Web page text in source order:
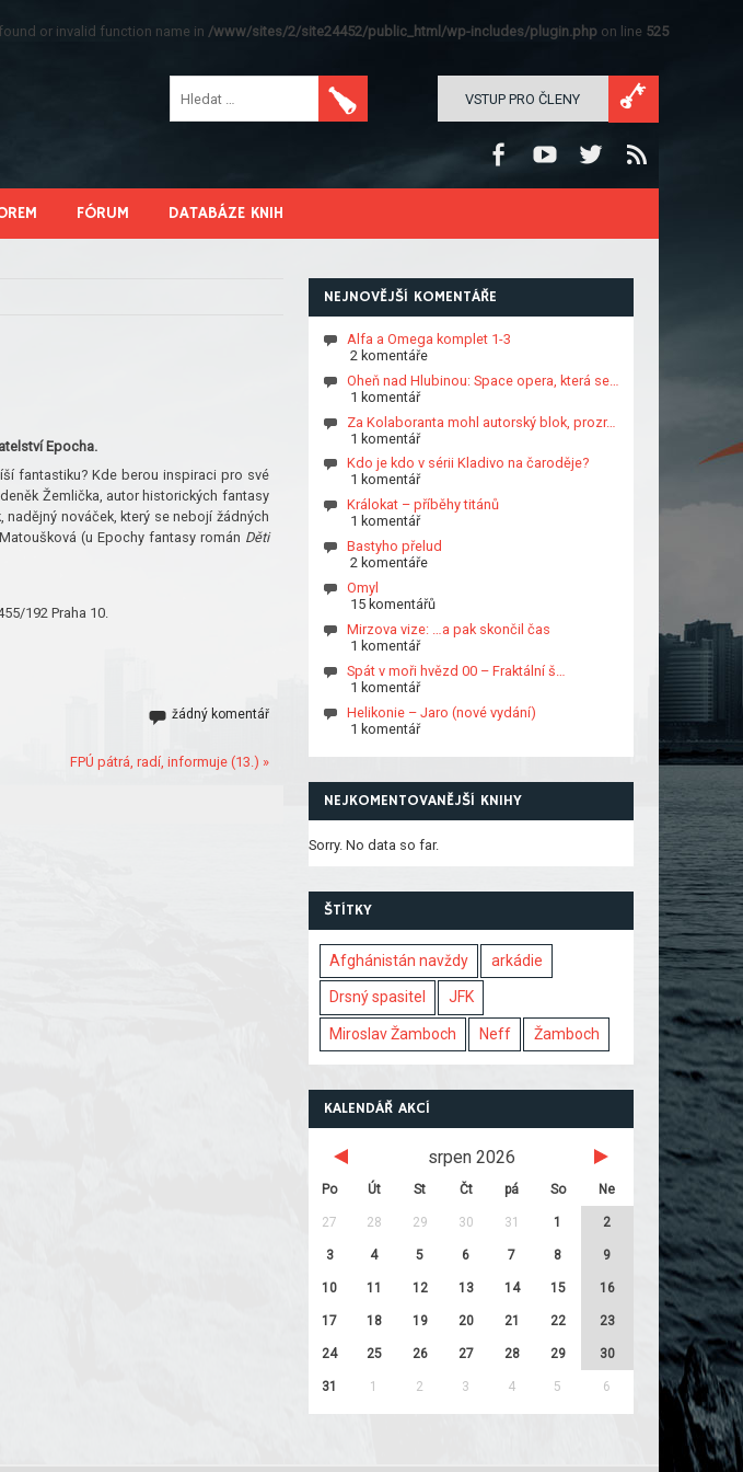
or invalid function name in /www/sites/2/site24452/public_html/wp-includes/plugin.php on line 525
VSTUP PRO ČLENY
FÓRUM DATABÁZE KNIH
Epocha.
fantastiku? Kde berou inspiraci pro své
Žemlička, autor historických fantasy
nadějný nováček, který se nebojí žádných
(u Epochy fantasy román Děti
192 Praha 10.
žádný komentář
FPÚ pátrá, radí, informuje (13.) »
NEJNOVĚJŠÍ KOMENTÁŘE
Alfa a Omega komplet 1-3
2 komentáře
Oheň nad Hlubinou: Space opera, která se…
1 komentář
Za Kolaboranta mohl autorský blok, prozr…
1 komentář
Kdo je kdo v sérii Kladivo na čaroděje?
1 komentář
Králokat – příběhy titánů
1 komentář
Bastyho přelud
2 komentáře
Omyl
15 komentářů
Mirzova vize: …a pak skončil čas
1 komentář
Spát v moři hvězd 00 – Fraktální š…
1 komentář
Helikonie – Jaro (nové vydání)
1 komentář
NEJKOMENTOVANĚJŠÍ KNIHY
Sorry. No data so far.
ŠTÍTKY
Afghánistán navždy arkádie
Drsný spasitel JFK
Miroslav Žamboch Neff Žamboch
KALENDÁŘ AKCÍ
srpen 2026
Po Út St Čt pá So Ne
27 28 29 30 31 1 2
3 4 5 6 7 8 9
10 11 12 13 14 15 16
17 18 19 20 21 22 23
24 25 26 27 28 29 30
31 1 2 3 4 5 6